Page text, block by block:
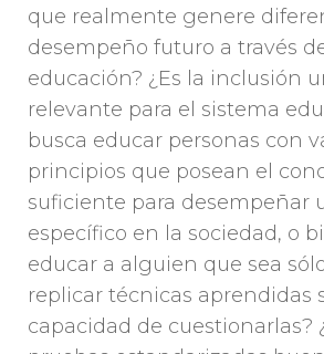
que realmente genere
desempeño futuro a través
educación? ¿Es la inclusión
relevante para el sistema
busca educar personas con
principios que posean el
suficiente para desempeñar
específico en la sociedad, o
educar a alguien que sea
replicar técnicas aprendidas
capacidad de cuestionarlas?